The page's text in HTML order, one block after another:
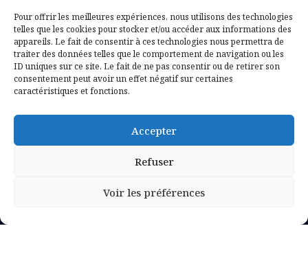
Pour offrir les meilleures expériences, nous utilisons des technologies
telles que les cookies pour stocker et/ou accéder aux informations des
appareils. Le fait de consentir à ces technologies nous permettra de
traiter des données telles que le comportement de navigation ou les
ID uniques sur ce site. Le fait de ne pas consentir ou de retirer son
consentement peut avoir un effet négatif sur certaines
caractéristiques et fonctions.
Accepter
Refuser
Voir les préférences
Mentions légales
Politique de confidentialité